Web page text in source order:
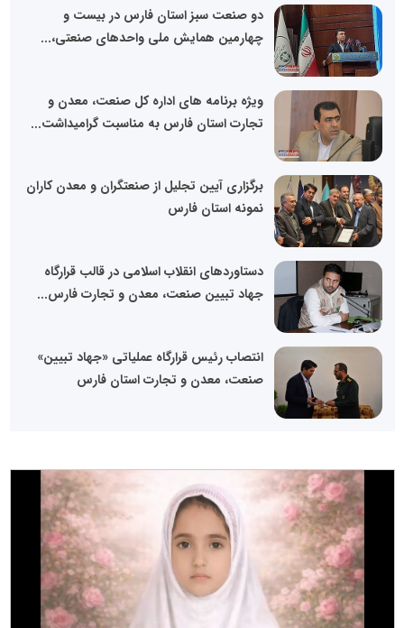
دو صنعت سبز استان فارس در بیست و
چهارمین همایش ملی واحدهای صنعتی،...
ویژه برنامه های اداره کل صنعت، معدن و
تجارت استان فارس به مناسبت گرامیداشت...
برگزاری آیین تجلیل از صنعتگران و معدن کاران
نمونه استان فارس
دستاوردهای انقلاب اسلامی در قالب قرارگاه
جهاد تبیین صنعت، معدن و تجارت فارس...
انتصاب رئیس قرارگاه عملیاتی «جهاد تبیین»
صنعت، معدن و تجارت استان فارس